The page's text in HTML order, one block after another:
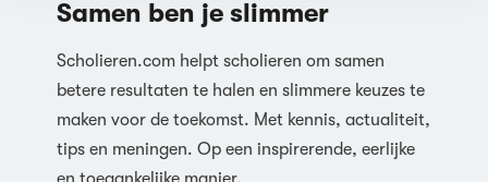
Samen ben je slimmer
Scholieren.com helpt scholieren om samen
betere resultaten te halen en slimmere keuzes te
maken voor de toekomst. Met kennis, actualiteit,
tips en meningen. Op een inspirerende, eerlijke